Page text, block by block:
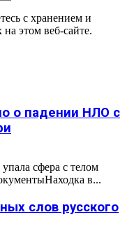
с хранением и
этом веб-сайте.
о падении НЛО с
сфера с телом
в...
слов русского